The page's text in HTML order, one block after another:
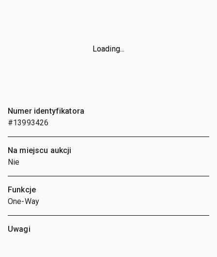
Loading...
Numer identyfikatora
#13993426
Na miejscu aukcji
Nie
Funkcje
One-Way
Uwagi